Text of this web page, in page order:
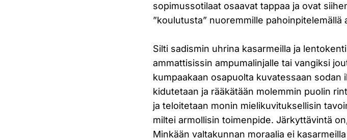
sopimussotilaat osaavat tappaa ja ovat
”koulutusta” nuoremmille pahoinpitelemällä
Silti sadismin uhrina kasarmeilla ja
ammattisissin ampumalinjalle tai vangiksi
kumpaakaan osapuolta kuvatessaan sodan
kidutetaan ja rääkätään molemmin puolin
ja teloitetaan monin mielikuvituksellisin
miltei armollisin toimenpide. Järkyttävintä
Minkään valtakunnan moraalia ei